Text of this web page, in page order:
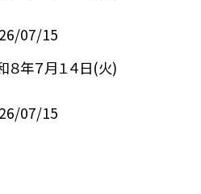
07/15
８年７月１４日(火)
07/15